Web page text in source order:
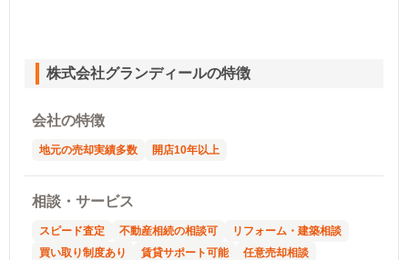
株式会社グランディールの特徴
会社の特徴
地元の売却実績多数 開店10年以上
相談・サービス
スピード査定 不動産相続の相談可
リフォーム・建築相談
買い取り制度あり
賃貸サポート可能
任意売却相談